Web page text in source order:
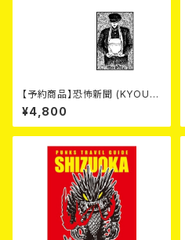
【予約商品】恐怖新聞 (KYOUF
U SHINBUN) / 死 (LP)【8月15
日発売】
¥4,800